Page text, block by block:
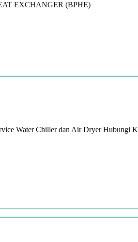
EXCHANGER (BPHE)
Water Chiller dan Air Dryer Hubungi